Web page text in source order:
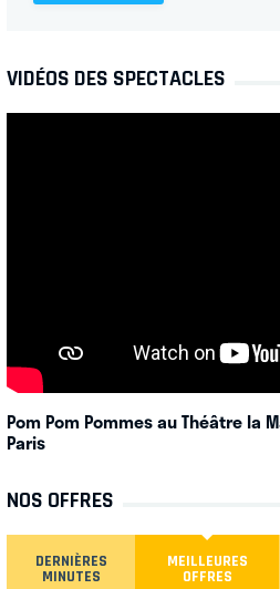
VIDÉOS DES SPECTACLES
Pom Pom Pommes au Théâtre la
Paris
NOS OFFRES
DERNIÈRES
MINUTES
MEILLEURES
OFFRES